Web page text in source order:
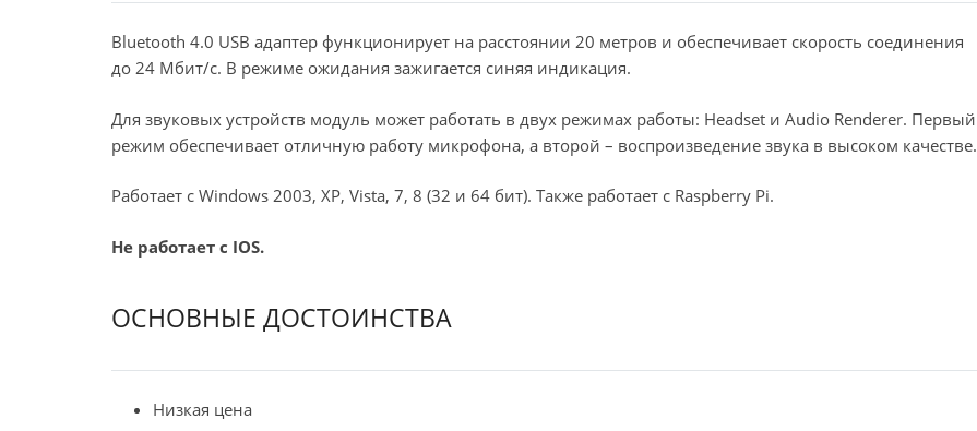
Bluetooth 4.0 USB адаптер функционирует на расстоянии 20 метров и обеспечивает скорость соединения
до 24 Мбит/с. В режиме ожидания зажигается синяя индикация.
Для звуковых устройств модуль может работать в двух режимах работы: Headset и Audio Renderer. Первый
режим обеспечивает отличную работу микрофона, а второй – воспроизведение звука в высоком качестве.
Работает с Windows 2003, XP, Vista, 7, 8 (32 и 64 бит). Также работает с Raspberry Pi.
Не работает с IOS.
ОСНОВНЫЕ ДОСТОИНСТВА
Низкая цена